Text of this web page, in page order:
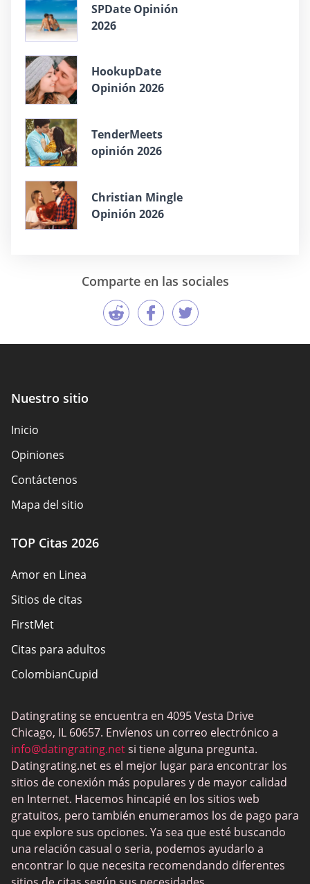
SPDate Opinión
2026
HookupDate
Opinión 2026
TenderMeets
opinión 2026
Christian Mingle
Opinión 2026
Comparte en las sociales
Nuestro sitio
Inicio
Opiniones
Contáctenos
Mapa del sitio
TOP Citas 2026
Amor en Linea
Sitios de citas
FirstMet
Citas para adultos
ColombianCupid
MeetMindful
Citas BDSM
BBPeopleMeet
Sitios Sugar Daddy
JPeopleMeet
Trans Dating
Sitios de citas para personas mayores
Datingrating se encuentra en 4095 Vesta Drive
Chicago, IL 60657. Envíenos un correo electrónico a
info@datingrating.netsi tiene alguna pregunta.
Datingrating.net es el mejor lugar para encontrar los
sitios de conexión más populares y de mayor calidad
en Internet. Hacemos hincapié en los sitios web
gratuitos, pero también enumeramos los de pago para
que explore sus opciones. Ya sea que esté buscando
una relación casual o seria, podemos ayudarlo a
encontrar lo que necesita recomendando diferentes